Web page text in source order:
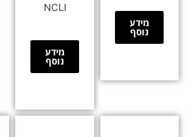
מידע
נוסף
NCLI
מידע
נוסף